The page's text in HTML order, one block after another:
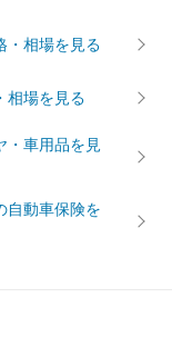
・相場を見る
相場を見る
・車用品を見
自動車保険を